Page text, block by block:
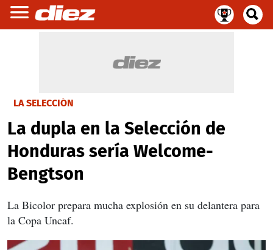
LA SELECCIÓN
La dupla en la Selección de
Honduras sería Welcome-
Bengtson
La Bicolor prepara mucha explosión en su delantera para
la Copa Uncaf.